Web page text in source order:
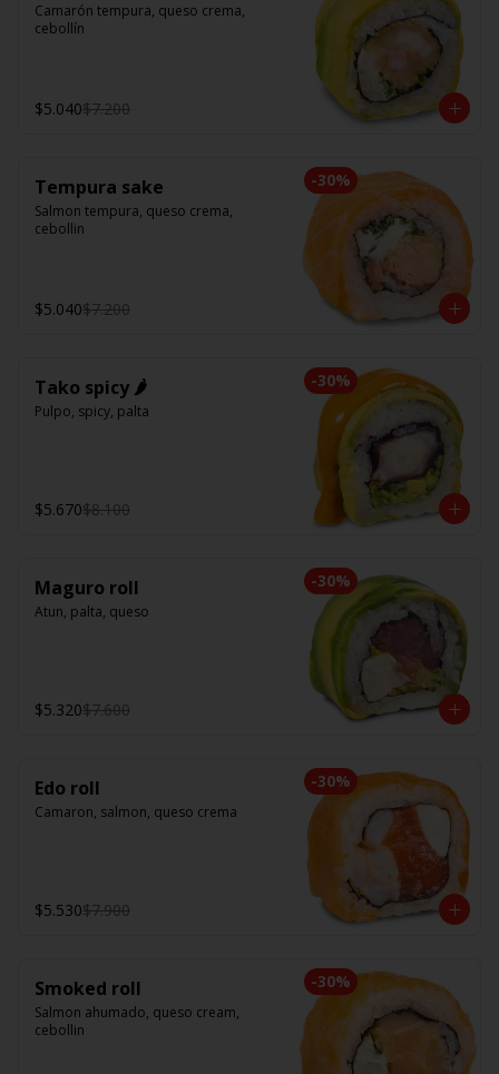
Camarón tempura, queso crema,
cebollín
$5.040$7.200
-30%
Tempura sake
Salmon tempura, queso crema,
cebollin
$5.040$7.200
-30%
Tako spicy 🌶️
Pulpo, spicy, palta
$5.670$8.100
-30%
Maguro roll
Atun, palta, queso
$5.320$7.600
-30%
Edo roll
Camaron, salmon, queso crema
$5.530$7.900
-30%
Smoked roll
Salmon ahumado, queso cream,
cebollin